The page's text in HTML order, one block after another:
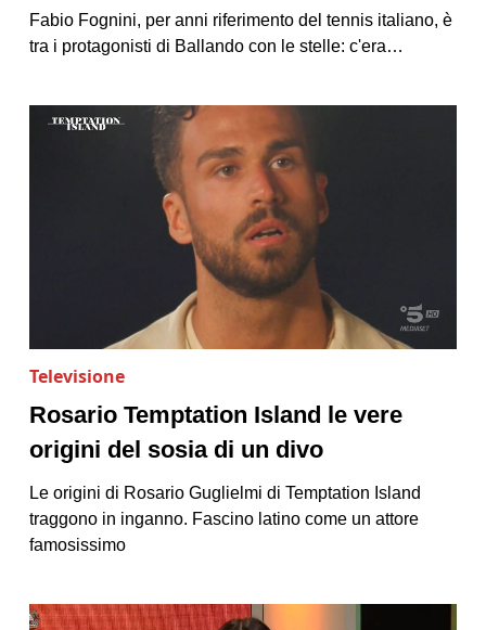
Fabio Fognini, per anni riferimento del tennis italiano, è
tra i protagonisti di Ballando con le stelle: c'era…
Televisione
Rosario Temptation Island le vere
origini del sosia di un divo
Le origini di Rosario Guglielmi di Temptation Island
traggono in inganno. Fascino latino come un attore
famosissimo